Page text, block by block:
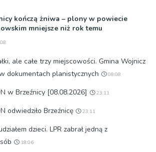
kończą żniwa – plony w powiecie
mniejsze niż rok temu
ale całe trzy miejscowości. Gmina Wojnicz
dokumentach planistycznych
08:08
w Brzeźnicy [08.08.2026] 23:11
odwiedziło Brzeźnicę 23:11
dzieci. LPR zabrał jedną z
18:06